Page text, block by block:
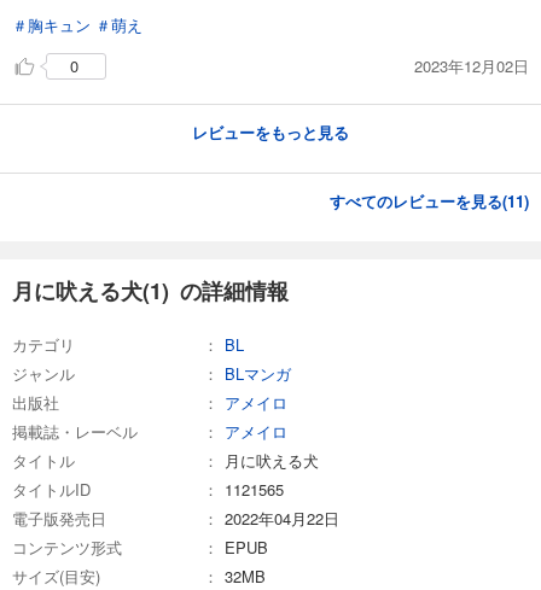
＃胸キュン ＃萌え
0
2023年12月02日
レビューをもっと見る
すべてのレビューを見る(11)
月に吠える犬(1) の詳細情報
カテゴリ
BL
ジャンル
BLマンガ
出版社
アメイロ
掲載誌・レーベル
アメイロ
タイトル
月に吠える犬
タイトルID
1121565
電子版発売日
2022年04月22日
コンテンツ形式
EPUB
サイズ(目安)
32MB